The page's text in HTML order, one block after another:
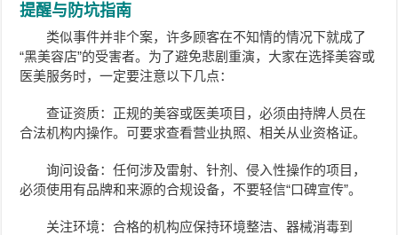
提醒与防坑指南
类似事件并非个案，许多顾客在不知情的情况下就成了
“黑美容店”的受害者。为了避免悲剧重演，大家在选择美容或
医美服务时，一定要注意以下几点：
查证资质：正规的美容或医美项目，必须由持牌人员在
合法机构内操作。可要求查看营业执照、相关从业资格证。
询问设备：任何涉及雷射、针剂、侵入性操作的项目，
必须使用有品牌和来源的合规设备，不要轻信“口碑宣传”。
关注环境：合格的机构应保持环境整洁、器械消毒到